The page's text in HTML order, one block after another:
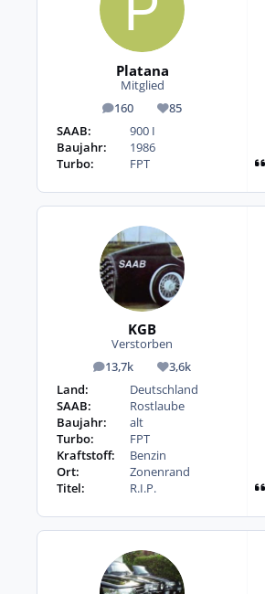
Platana
Mitglied
160
Beiträge 85
Reputation
SAAB:
900 I
Baujahr:
1986
Turbo:
FPT
KGB
Verstorben
13,7k
Beiträge 3,6k
Reputation
Land:
Deutschland
SAAB:
Rostlaube
Baujahr:
alt
Turbo:
FPT
Kraftstoff:
Benzin
Ort:
Zonenrand
Titel:
R.I.P.